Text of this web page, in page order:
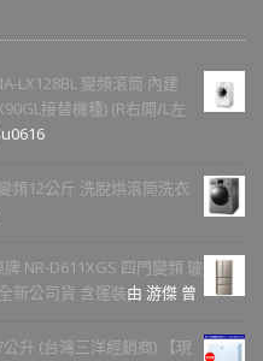
LX128BL 變頻滾筒 內建
接替機種) (R右開/L左
頻12公斤 洗脫烘滾筒洗衣
NR-D611XGS 四門變頻 玻
新公司貨 含運裝由 游傑 曾
公升 (台灣三洋經銷商) 【現